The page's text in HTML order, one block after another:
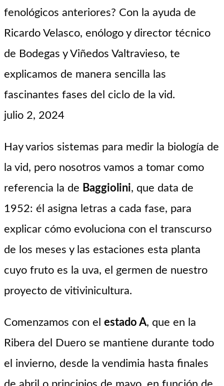
fenológicos anteriores? Con la ayuda de
Ricardo Velasco, enólogo y director técnico
de Bodegas y Viñedos Valtravieso, te
explicamos de manera sencilla las
fascinantes fases del ciclo de la vid.
julio 2, 2024
Hay varios sistemas para medir la biología de
la vid, pero nosotros vamos a tomar como
referencia la de Baggiolini, que data de
1952: él asigna letras a cada fase, para
explicar cómo evoluciona con el transcurso
de los meses y las estaciones esta planta
cuyo fruto es la uva, el germen de nuestro
proyecto de vitivinicultura.
Comenzamos con el estado A, que en la
Ribera del Duero se mantiene durante todo
el invierno, desde la vendimia hasta finales